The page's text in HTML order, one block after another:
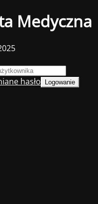
Medyczna
hasło